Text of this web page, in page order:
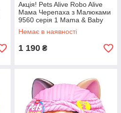
Акція! Pets Alive Robo Alive
Мама Черепаха з Малюками
9560 серія 1 Mama & Baby
Surprise Turtle Playset, Міккі
Маус
Немає в наявності
1 190 ₴